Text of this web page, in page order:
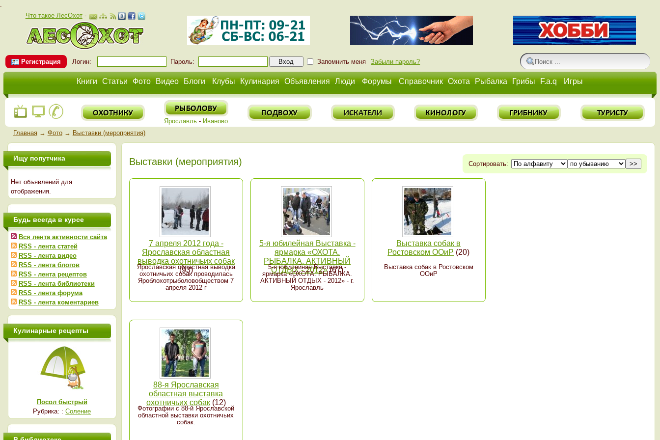
.
Что такое ЛесОхот-
Регистрация Логин: Пароль: Запомнить меня Забыли пароль?
Книги Статьи Фото Видео Блоги Клубы Кулинария Объявления Люди Форумы Справочник Охота Рыбалка Грибы F.a.q Игры
Ярославль - Иваново
Главная→ Фото→ Выставки (мероприятия)
Сортировать:
Выставки (мероприятия)
7 апреля 2012 года -
Ярославская областная
выводка охотничьих собак
(93)
Ярославская областная выводка
охотничьих собак проводилась
Яроблохотрыболовобществом 7
апреля 2012 г
5-я юбилейная Выставка -
ярмарка «ОХОТА.
РЫБАЛКА. АКТИВНЫЙ
ОТДЫХ - 2012»(67)
5-я юбилейная Выставка -
ярмарка «ОХОТА. РЫБАЛКА.
АКТИВНЫЙ ОТДЫХ - 2012» - г.
Ярославль
Выставка собак в
Ростовском ООиР (20)
Выставка собак в Ростовском
ООиР
88-я Ярославская
областная выставка
охотничьих собак(12)
Фотографии с 88-й Ярославской
областной выставки охотничьих
собак.
Ищу попутчика
Нет объявлений для
отображения.
Будь всегда в курсе
Вся лента активности сайта
RSS - лента статей
RSS - лента видео
RSS - лента блогов
RSS - лента рецептов
RSS - лента библиотеки
RSS - лента форума
RSS - лента коментариев
Кулинарные рецепты
Посол быстрый
Рубрика: :Соление